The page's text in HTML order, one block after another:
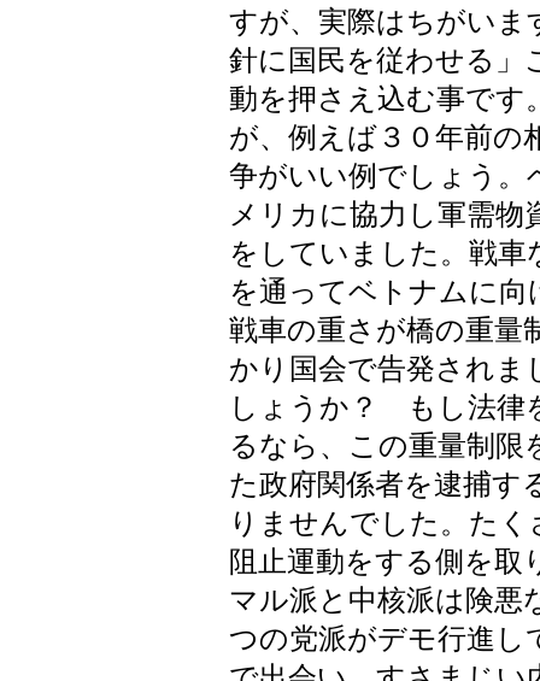
すが、実際はちがいま
針に国民を従わせる」
動を押さえ込む事です
が、例えば３０年前の
争がいい例でしょう。
メリカに協力し軍需物
をしていました。戦
を通ってベトナムに
戦車の重さが橋の重量
かり国会で告発されま
しょうか？ もし法律
るなら、この重量制限
た政府関係者を逮捕す
りませんでした。た
阻止運動をする側を取
マル派と中核派は険悪
つの党派がデモ行進し